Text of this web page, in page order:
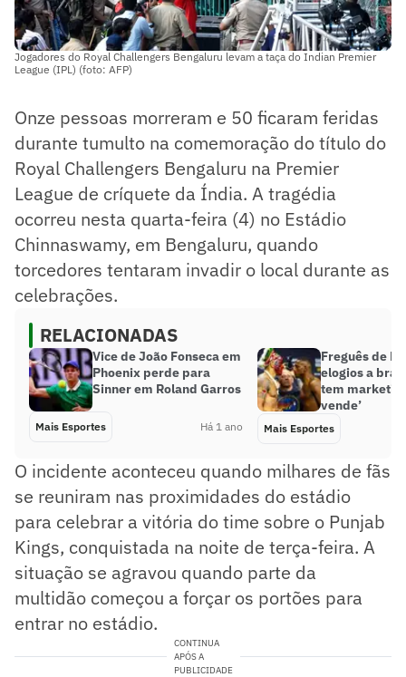
Jogadores do Royal Challengers Bengaluru levam a taça do Indian Premier
League (IPL) (foto: AFP)
Onze pessoas morreram e 50 ficaram feridas
durante tumulto na comemoração do título do
Royal Challengers Bengaluru na Premier
League de críquete da Índia. A tragédia
ocorreu nesta quarta-feira (4) no Estádio
Chinnaswamy, em Bengaluru, quando
torcedores tentaram invadir o local durante as
celebrações.
RELACIONADAS
Vice de João Fonseca em
Phoenix perde para
Sinner em Roland Garros
Mais Esportes Há 1 ano
Freguês de
elogios a
tem
vende’
Mais Esportes
O incidente aconteceu quando milhares de fãs
se reuniram nas proximidades do estádio
para celebrar a vitória do time sobre o Punjab
Kings, conquistada na noite de terça-feira. A
situação se agravou quando parte da
multidão começou a forçar os portões para
entrar no estádio.
CONTINUA
APÓS A
PUBLICIDADE